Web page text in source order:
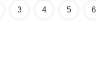
3 4 5 6